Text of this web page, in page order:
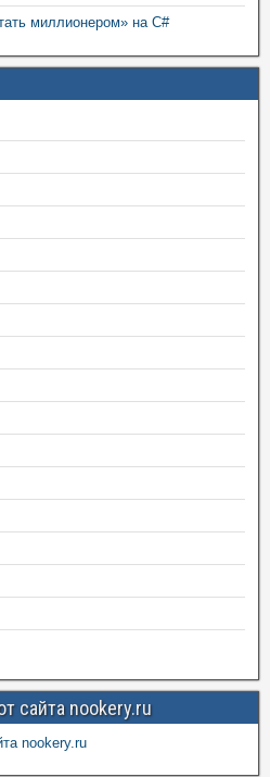
миллионером» на C#
сайта nookery.ru
nookery.ru